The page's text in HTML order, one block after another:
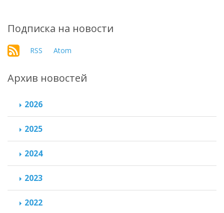
Подписка на новости
RSS Atom
Архив новостей
2026
2025
2024
2023
2022